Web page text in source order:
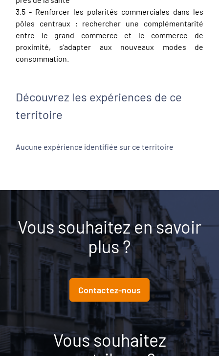
3.5 - Renforcer les polarités commerciales dans les
pôles centraux : rechercher une complémentarité
entre le grand commerce et le commerce de
proximité, s'adapter aux nouveaux modes de
consommation.
Découvrez les expériences de ce
territoire
Aucune expérience identifiée sur ce territoire
Vous souhaitez en savoir
plus ?
Contactez-nous
Vous souhaitez